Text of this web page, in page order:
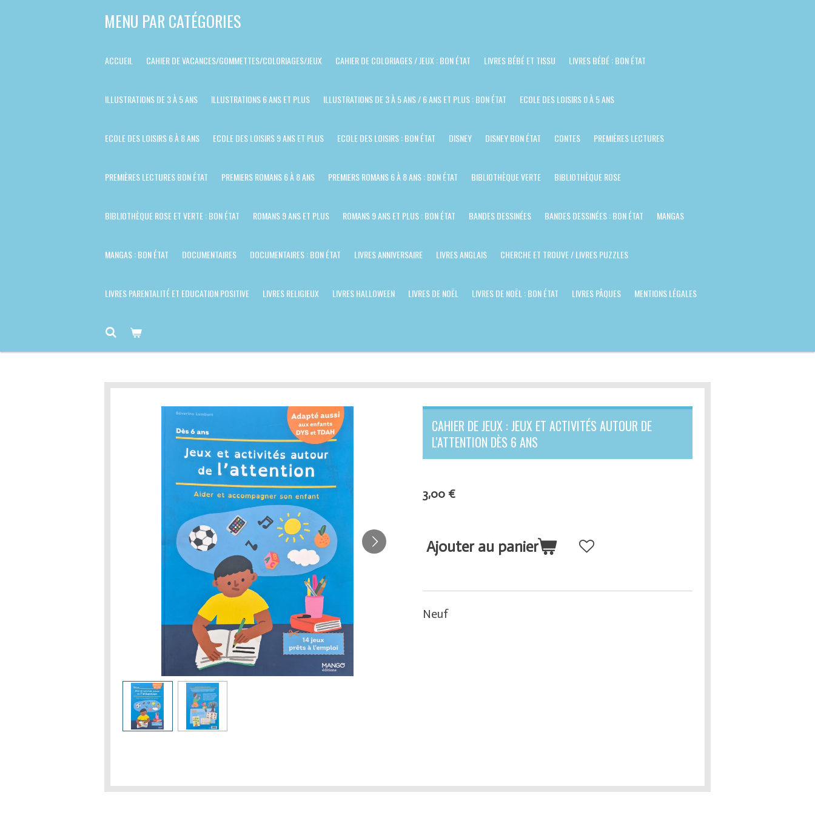
MENU PAR CATÉGORIES
ACCUEIL CAHIER DE VACANCES/GOMMETTES/COLORIAGES/JEUX CAHIER DE COLORIAGES / JEUX : BON ÉTAT LIVRES BÉBÉ ET TISSU LIVRES BÉBÉ : BON ÉTAT
ILLUSTRATIONS DE 3 À 5 ANS ILLUSTRATIONS 6 ANS ET PLUS ILLUSTRATIONS DE 3 À 5 ANS / 6 ANS ET PLUS : BON ÉTAT ECOLE DES LOISIRS 0 À 5 ANS
ECOLE DES LOISIRS 6 À 8 ANS ECOLE DES LOISIRS 9 ANS ET PLUS ECOLE DES LOISIRS : BON ÉTAT DISNEY DISNEY BON ÉTAT CONTES PREMIÈRES LECTURES
PREMIÈRES LECTURES BON ÉTAT PREMIERS ROMANS 6 À 8 ANS PREMIERS ROMANS 6 À 8 ANS : BON ÉTAT BIBLIOTHÈQUE VERTE BIBLIOTHÈQUE ROSE
BIBLIOTHÈQUE ROSE ET VERTE : BON ÉTAT ROMANS 9 ANS ET PLUS ROMANS 9 ANS ET PLUS : BON ÉTAT BANDES DESSINÉES BANDES DESSINÉES : BON ÉTAT MANGAS
MANGAS : BON ÉTAT DOCUMENTAIRES DOCUMENTAIRES : BON ÉTAT LIVRES ANNIVERSAIRE LIVRES ANGLAIS CHERCHE ET TROUVE / LIVRES PUZZLES
LIVRES PARENTALITÉ ET EDUCATION POSITIVE LIVRES RELIGIEUX LIVRES HALLOWEEN LIVRES DE NOËL LIVRES DE NOËL : BON ÉTAT LIVRES PÂQUES MENTIONS LÉGALES
CAHIER DE JEUX : JEUX ET ACTIVITÉS AUTOUR DE
L'ATTENTION DÈS 6 ANS
3,00 €
Ajouter au panier
Neuf